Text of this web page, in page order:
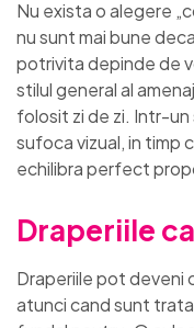
Nu exista o alegere
nu sunt mai bune
potrivita depinde de
stilul general al
folosit zi de zi. Intr-
sufoca vizual, in timp
echilibra perfect
Draperiile
Draperiile pot deveni
atunci cand sunt